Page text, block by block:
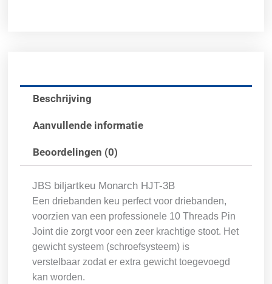
Beschrijving
Aanvullende informatie
Beoordelingen (0)
JBS biljartkeu Monarch HJT-3B
Een driebanden keu perfect voor driebanden,
voorzien van een professionele 10 Threads Pin
Joint die zorgt voor een zeer krachtige stoot. Het
gewicht systeem (schroefsysteem) is
verstelbaar zodat er extra gewicht toegevoegd
kan worden.